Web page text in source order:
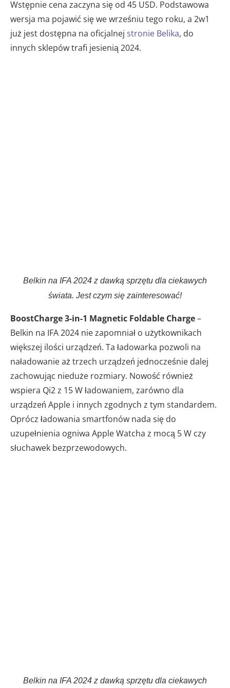
Wstępnie cena zaczyna się od 45 USD. Podstawowa
wersja ma pojawić się we wrześniu tego roku, a 2w1
już jest dostępna na oficjalnej stronie Belika, do
innych sklepów trafi jesienią 2024.
Belkin na IFA 2024 z dawką sprzętu dla ciekawych
świata. Jest czym się zainteresować!
BoostCharge 3-in-1 Magnetic Foldable Charge–
Belkin na IFA 2024 nie zapomniał o użytkownikach
większej ilości urządzeń. Ta ładowarka pozwoli na
naładowanie aż trzech urządzeń jednocześnie dalej
zachowując nieduże rozmiary. Nowość również
wspiera Qi2 z 15 W ładowaniem, zarówno dla
urządzeń Apple i innych zgodnych z tym standardem.
Oprócz ładowania smartfonów nada się do
uzupełnienia ogniwa Apple Watcha z mocą 5 W czy
słuchawek bezprzewodowych.
Belkin na IFA 2024 z dawką sprzętu dla ciekawych